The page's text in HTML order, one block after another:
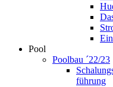
Pool
Poolbau ´22/23
führung